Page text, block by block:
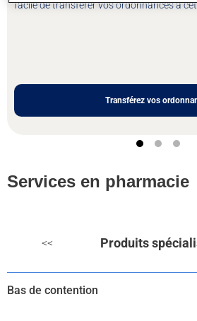
facile de transférer vos ordonnances à
Transférez vos
Services en pharmacie
<< Produits
Bas de contention